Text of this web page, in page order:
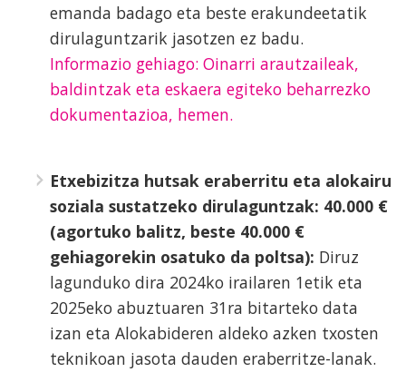
emanda badago eta beste erakundeetatik
dirulaguntzarik jasotzen ez badu.
Informazio gehiago: Oinarri arautzaileak,
baldintzak eta eskaera egiteko beharrezko
dokumentazioa, hemen.
Etxebizitza hutsak eraberritu eta alokairu
soziala sustatzeko dirulaguntzak: 40.000 €
(agortuko balitz, beste 40.000 €
gehiagorekin osatuko da poltsa): Diruz
lagunduko dira 2024ko irailaren 1etik eta
2025eko abuztuaren 31ra bitarteko data
izan eta Alokabideren aldeko azken txosten
teknikoan jasota dauden eraberritze-lanak.